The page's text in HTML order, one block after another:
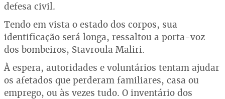
defesa civil.
Tendo em vista o estado dos corpos, sua
identificação será longa, ressaltou a porta-voz
dos bombeiros, Stavroula Maliri.
À espera, autoridades e voluntários tentam ajudar
os afetados que perderam familiares, casa ou
emprego, ou às vezes tudo. O inventário dos